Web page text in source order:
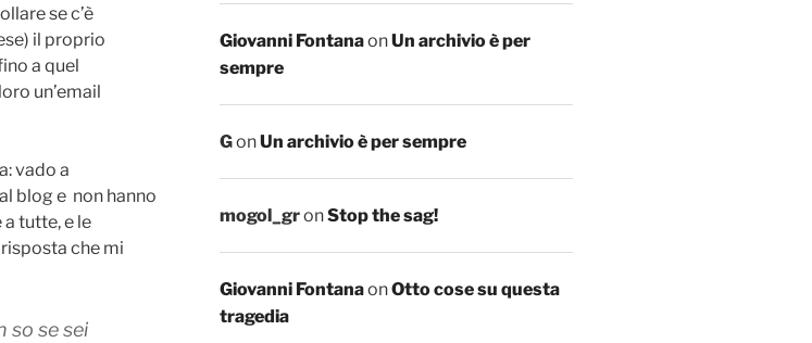
se c’è
il proprio
a quel
un’email
vado a
blog e non hanno
tutte, e le
che mi
so se sei
Giovanni FontanaonUn archivio è per
sempre
GonUn archivio è per sempre
mogol_gronStop the sag!
Giovanni FontanaonOtto cose su questa
tragedia